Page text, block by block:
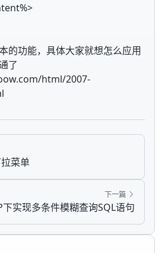
的功能，具体大家就想怎么应用
了
html/2007-
菜单
下一篇
下实现多条件模糊查询SQL语句